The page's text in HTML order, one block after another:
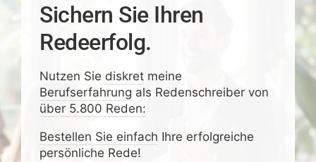
Sichern Sie Ihren
Redeerfolg.
Nutzen Sie diskretmeine
Berufserfahrung als Redenschreiber von
über 5.800 Reden:
Bestellen Sie einfach Ihre erfolgreiche
persönliche Rede!